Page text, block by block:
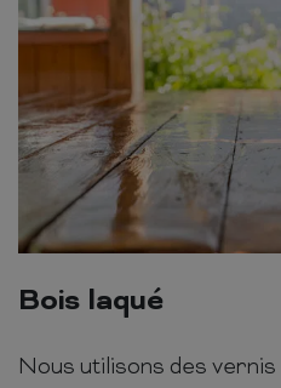
Bois laqué
Nous utilisons des vernis